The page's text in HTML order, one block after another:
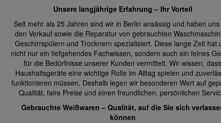
Unsere langjährige Erfahrung – Ihr Vorteil
Seit mehr als 25 Jahren sind wir in Berlin ansässig und haben
den Verkauf sowie die Reparatur von gebrauchten
Geschirrspülern und Trocknern spezialisiert. Diese lange Zeit hat
nicht nur ein tiefgehendes Fachwissen, sondern auch ein feines
für die Bedürfnisse unserer Kunden vermittelt. Wir wissen, dass
Haushaltsgeräte eine wichtige Rolle im Alltag spielen und
funktionieren müssen. Deshalb legen wir besonderen Wert auf
Qualität, faire Preise und einen freundlichen, persönlichen
Gebrauchte Weißwaren – Qualität, auf die Sie sich
können